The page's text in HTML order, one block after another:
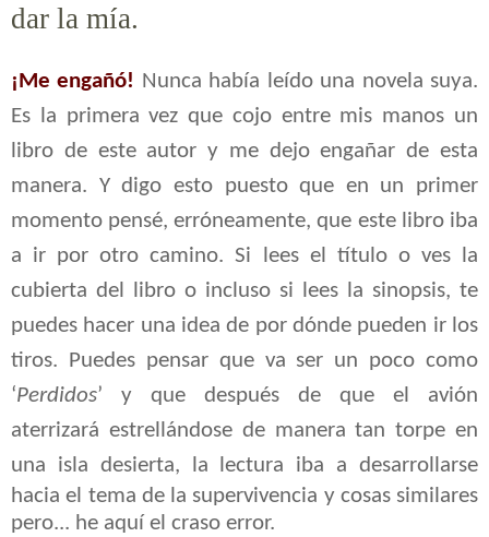
dar la mía.
¡Me engañó! Nunca había leído una novela suya.
Es la primera vez que cojo entre mis manos un
libro de este autor y me dejo engañar de esta
manera. Y digo esto puesto que en un primer
momento pensé, erróneamente, que este libro iba
a ir por otro camino. Si lees el título o ves la
cubierta del libro o incluso si lees la sinopsis, te
puedes hacer una idea de por dónde pueden ir los
tiros. Puedes pensar que va ser un poco como
‘Perdidos’ y que después de que el
avión
aterrizará estrellándose de manera tan torpe en
una isla desierta,
la
lectura iba a desarrollarse
hacia el tema de la supervivencia y cosas similares
pero... he aquí el craso error.